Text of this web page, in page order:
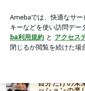
の楽しみ方アプリをダウンロード
ょう。
自分だけの未